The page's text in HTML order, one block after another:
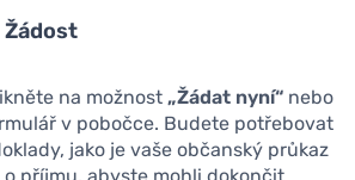
na možnost „Žádat nyní“ nebo
v pobočce. Budete potřebovat
jako je vaše občanský průkaz
příjmu, abyste mohli dokončit